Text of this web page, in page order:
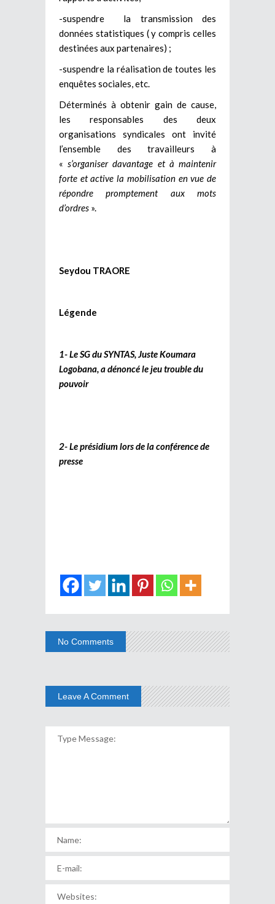
-suspendre la transmission des
données statistiques ( y compris celles
destinées aux partenaires) ;
-suspendre la réalisation de toutes les
enquêtes sociales, etc.
Déterminés à obtenir gain de cause,
les responsables des deux
organisations syndicales ont invité
l’ensemble des travailleurs à
« s’organiser davantage et à maintenir
forte et active la mobilisation en vue de
répondre promptement aux mots
d’ordres ».
Seydou TRAORE
Légende
1- Le SG du SYNTAS, Juste Koumara
Logobana, a dénoncé le jeu trouble du
pouvoir
2- Le présidium lors de la conférence de
presse
No Comments
Leave A Comment